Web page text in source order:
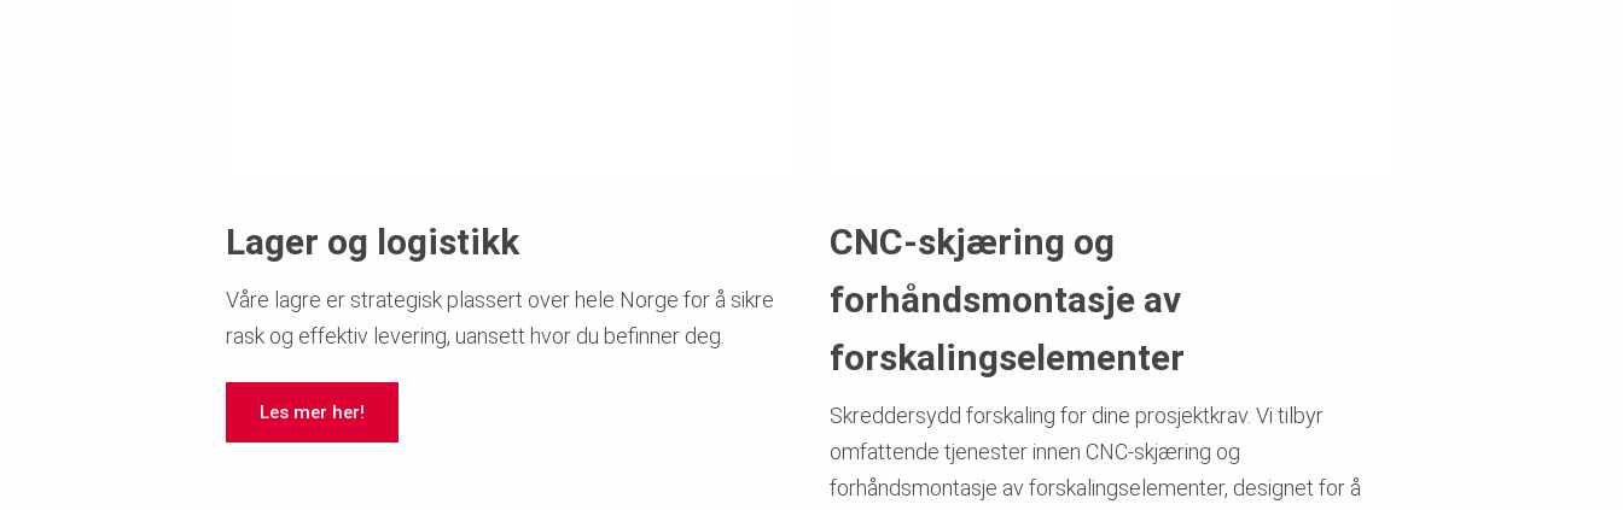
Lager og logistikk
Våre lagre er strategisk plassert over hele Norge for å sikre
rask og effektiv levering, uansett hvor du befinner deg.
Les mer her!
CNC-skjæring og
forhåndsmontasje av
forskalingselementer
Skreddersydd forskaling for dine prosjektkrav. Vi tilbyr
omfattende tjenester innen CNC-skjæring og
forhåndsmontasje av forskalingselementer, designet for å